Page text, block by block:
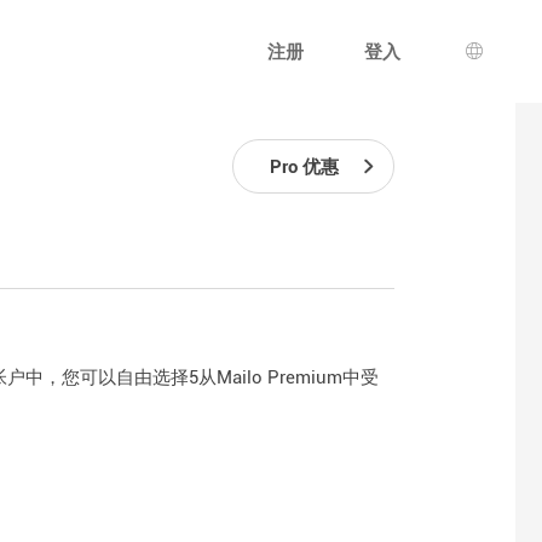
注册 登入
语言选
Pro 优惠
中，您可以自由选择5从Mailo Premium中受